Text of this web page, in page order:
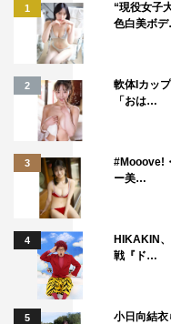
1
“現役女子
色白美ボ
2
軟体Iカッ
「おは…
3
#Mooove!
ー美…
4
HIKAKIN
戦『ド…
5
小日向結